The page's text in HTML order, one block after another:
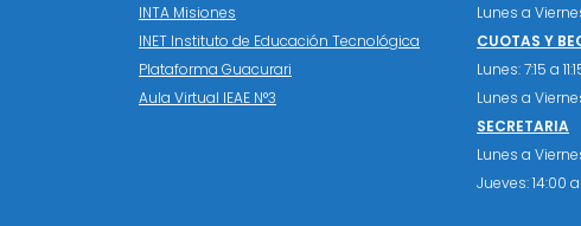
INTA Misiones
INET Instituto de Educación Tecnológica
Plataforma Guacurari
Aula Virtual IEAE N°3
Lunes a
CUOTAS Y
Lunes: 7:15 a
Lunes a
SECRETARIA
Lunes a
Jueves: 14:00